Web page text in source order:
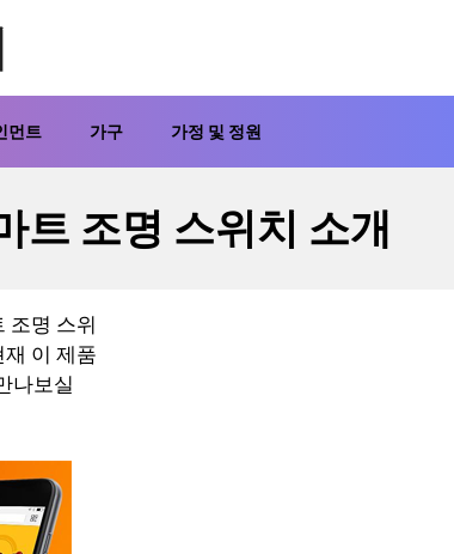
먼트 가구 가정 및 정원
조명 스위치 소개
조명 스위
이 제품
나보실